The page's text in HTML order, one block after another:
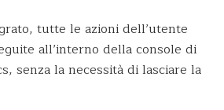
tutte le azioni dell’utente
all’interno della console di
senza la necessità di lasciare la